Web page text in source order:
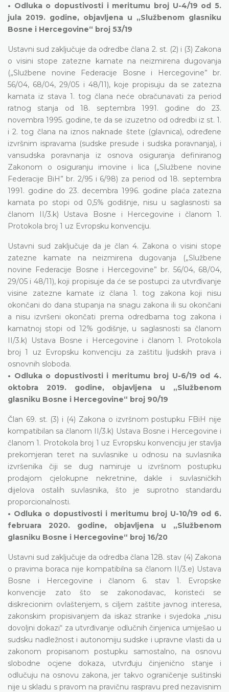
• Odluka o dopustivosti i meritumu broj U-4/19 od 5.
jula 2019. godine, objavljena u „Službenom glasniku
Bosne i Hercegovine“ broj 53/19
Ustavni sud zaključuje da odredbe člana 2. st. (2) i (3) Zakona
o visini stope zatezne kamate na neizmirena dugovanja
(„Službene novine Federacije Bosne i Hercegovine” br.
56/04, 68/04, 29/05 i 48/11), koje propisuju da se zatezna
kamata iz stava 1. tog člana neće obračunavati za period
ratnog stanja od 18. septembra 1991. godine do 23.
novembra 1995. godine, te da se izuzetno od odredbi iz st. 1.
i 2. tog člana na iznos naknade štete (glavnica), određene
izvršnim ispravama (sudske presude i sudska poravnanja), i
vansudska poravnanja iz osnova osiguranja definiranog
Zakonom o osiguranju imovine i lica („Službene novine
Federacije BiH” br. 2/95 i 6/98) za period od 18. septembra
1991. godine do 23. decembra 1996. godine plaća zatezna
kamata po stopi od 0,5% godišnje, nisu u saglasnosti sa
članom II/3.k) Ustava Bosne i Hercegovine i članom 1.
Protokola broj 1 uz Evropsku konvenciju.
Ustavni sud zaključuje da je član 4. Zakona o visini stope
zatezne kamate na neizmirena dugovanja („Službene
novine Federacije Bosne i Hercegovine” br. 56/04, 68/04,
29/05 i 48/11), koji propisuje da će se postupci za utvrđivanje
visine zatezne kamate iz člana 1. tog zakona koji nisu
okončani do dana stupanja na snagu zakona ili su okončani
a nisu izvršeni okončati prema odredbama tog zakona i
kamatnoj stopi od 12% godišnje, u saglasnosti sa članom
II/3.k) Ustava Bosne i Hercegovine i članom 1. Protokola
broj 1 uz Evropsku konvenciju za zaštitu ljudskih prava i
osnovnih sloboda.
• Odluka o dopustivosti i meritumu broj U-6/19 od 4.
oktobra 2019. godine, objavljena u „Službenom
glasniku Bosne i Hercegovine“ broj 90/19
Član 69. st. (3) i (4) Zakona o izvršnom postupku FBiH nije
kompatibilan sa članom II/3.k) Ustava Bosne i Hercegovine i
članom 1. Protokola broj 1 uz Evropsku konvenciju jer stavlja
prekomjeran teret na suvlasnike u odnosu na suvlasnika
izvršenika čiji se dug namiruje u izvršnom postupku
prodajom cjelokupne nekretnine, dakle i suvlasničkih
dijelova ostalih suvlasnika, što je suprotno standardu
proporcionalnosti.
• Odluka o dopustivosti i meritumu broj U-10/19 od 6.
februara 2020. godine, objavljena u „Službenom
glasniku Bosne i Hercegovine“ broj 16/20
Ustavni sud zaključuje da odredba člana 128. stav (4) Zakona
o pravima boraca nije kompatibilna sa članom II/3.e) Ustava
Bosne i Hercegovine i članom 6. stav 1. Evropske
konvencije zato što se zakonodavac, koristeći se
diskrecionim ovlaštenjem, s ciljem zaštite javnog interesa,
zakonskim propisivanjem da iskaz stranke i svjedoka „nisu
dovoljni dokazi“ za utvrđivanje odlučnih činjenica umiješao u
sudsku nadležnost i autonomiju sudske i upravne vlasti da u
zakonom propisanom postupku samostalno, na osnovu
slobodne ocjene dokaza, utvrđuju činjenično stanje i
odlučuju na osnovu zakona, jer takvo ograničenje suštinski
nije u skladu s pravom na pravičnu raspravu pred nezavisnim